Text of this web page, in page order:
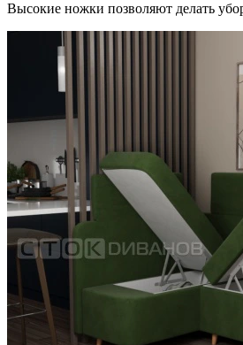
Высокие ножки позволяют делать